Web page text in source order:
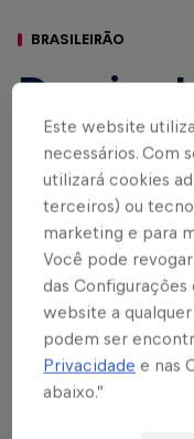
BRASILEIRÃO
De
Bruta
por 2 a
Nacional
Escrito por Vinicios
3 min de leitura
Este website
necessários. Com
utilizará cookies
terceiros) ou
marketing e para
Você pode
das
website a
podem ser
Privacidade e nas
abaixo.”